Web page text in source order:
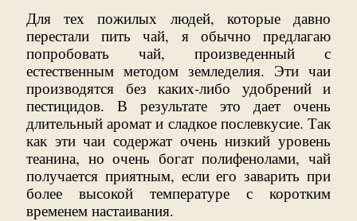
Для тех пожилых людей, которые давно
перестали пить чай, я обычно предлагаю
попробовать чай, произведенный с
естественным методом земледелия. Эти чаи
производятся без каких-либо удобрений и
пестицидов. В результате это дает очень
длительный аромат и сладкое послевкусие. Так
как эти чаи содержат очень низкий уровень
теанина, но очень богат полифенолами, чай
получается приятным, если его заварить при
более высокой температуре с коротким
временем настаивания.